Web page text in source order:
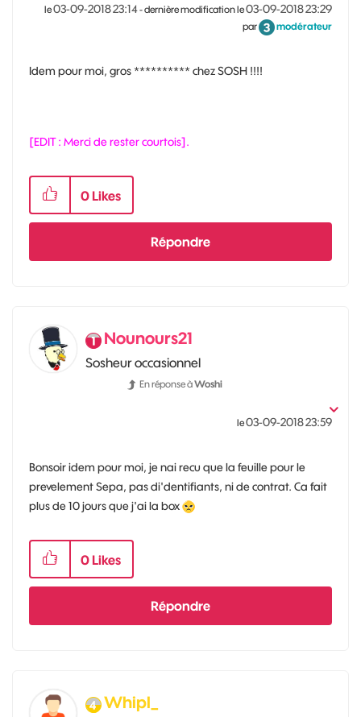
le‎03-09-201823:14- dernière modification le‎03-09-201823:29
par modérateur
Idem pour moi, gros ********** chez SOSH !!!!
[EDIT : Merci de rester courtois].
0 Likes
Répondre
Nounours21
Sosheur occasionnel
En réponse àWoshi
le‎03-09-201823:59
Bonsoir idem pour moi, je nai recu que la feuille pour le
prevelement Sepa, pas di'dentifiants, ni de contrat. Ca fait
plus de 10 jours que j'ai la box
0 Likes
Répondre
Whipl_